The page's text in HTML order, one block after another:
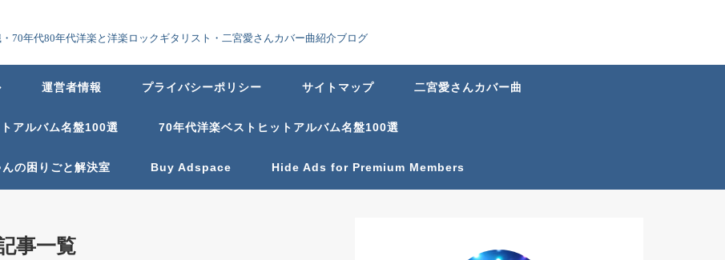
70年代80年代洋楽と洋楽ロックギタリスト・二宮愛さんカバー曲紹介ブログ
運営者情報 プライバシーポリシー サイトマップ 二宮愛さんカバー曲
アルバム名盤100選 70年代洋楽ベストヒットアルバム名盤100選
の困りごと解決室 Buy Adspace Hide Ads for Premium Members
事一覧